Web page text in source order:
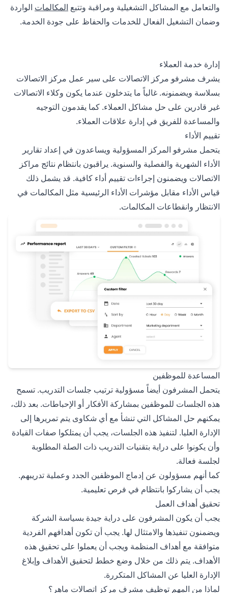
والتعامل مع المشاكل التشغيلية ومراقبة وتتبع المكالمات الواردة
وضمان التشغيل الفعال للخدمات والحفاظ على جودة الخدمة.
إدارة خدمة العملاء
يشرف مشرفو مركز الاتصالات على سير عمل مركز الاتصالات
بسلاسة ويضمنونه. غالباً ما يتدخلون عندما يكون وكلاء الاتصالات
غير قادرين على حل مشاكل العملاء. كما يقدمون التوجيه
والمساعدة للفريق في إدارة علاقات العملاء.
تقييم الأداء
يتحمل مشرفو المركز المسؤولية ويساعدون في إعداد تقارير
الأداء الشهرية والفصلية والسنوية. يراقبون بانتظام نتائج مراكز
الاتصالات ويضمنون إجراءات تقييم أداء كافية. قد يشمل ذلك
قياس الأداء مقابل مؤشرات الأداء الرئيسية مثل المكالمات في
الانتظار وانقطاعات المكالمات.
المساعدة للموظفين
يتحمل المشرفون أيضاً مسؤولية ترتيب جلسات التدريب. تسمح
هذه الجلسات للموظفين بمشاركة الأفكار أو الإحباطات. بعد ذلك،
يمكنهم حل المشاكل التي تنشأ مع أي شكاوى يتم تمريرها إلى
الإدارة العليا. لتنفيذ هذه الجلسات، يجب أن يمتلكوا صفات القيادة
وأن يكونوا على دراية بتقنيات التدريب ذات الصلة المطلوبة
لجلسة فعالة.
كما أنهم مسؤولون عن إدماج الموظفين الجدد وعملية تدريبهم.
يجب أن يشاركوا بانتظام في فرص تعليمية.
تحقيق أهداف العمل
يجب أن يكون المشرفون على دراية جيدة بسياسة الشركة
ويضمنون تنفيذها والامتثال لها. يجب أن تكون أهدافهم الفردية
متوافقة مع أهداف المنظمة ويجب أن يعملوا على تحقيق هذه
الأهداف. يتم ذلك من خلال وضع خطط لتحقيق الأهداف وإبلاغ
الإدارة العليا عن المشاكل المتكررة.
لماذا من المهم توظيف مشرف مركز اتصالات ماهر؟